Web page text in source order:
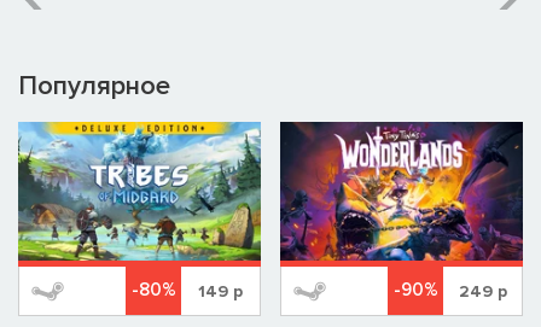
Популярное
-80% 149 р -90% 249р